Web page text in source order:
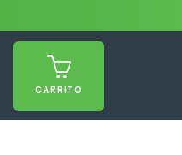
CARRITO